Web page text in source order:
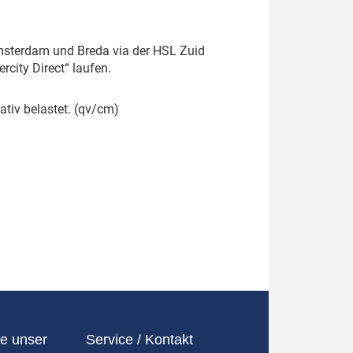
und Breda via der HSL Zuid
Direct“ laufen.
belastet. (qv/cm)
unser Service / Kontakt